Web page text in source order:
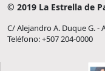
© 2019 La Estrella de
C/ Alejandro A. Duque G. -
Teléfono: +507 204-0000